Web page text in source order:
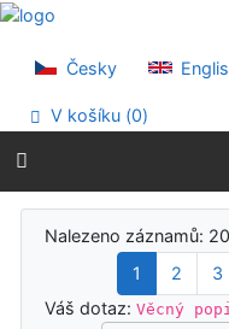
Přejít na obsah
Prohlášení o webové
Česky
V košíku (0)
Výsledky
Nalezeno záznamů:
1
2 3
Váš dotaz:Věcný